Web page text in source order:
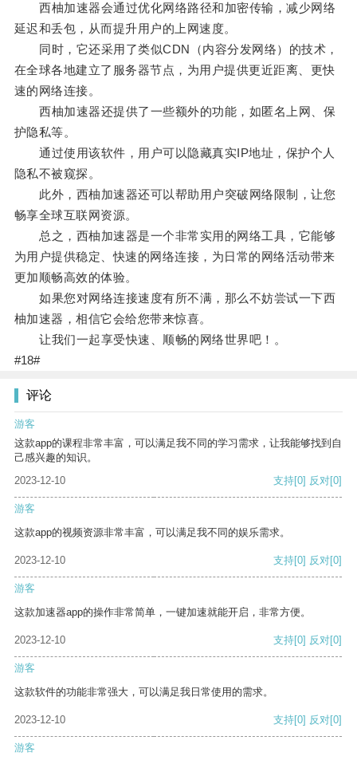
西柚加速器会通过优化网络路径和加密传输，减少网络
延迟和丢包，从而提升用户的上网速度。
同时，它还采用了类似CDN（内容分发网络）的技术，
在全球各地建立了服务器节点，为用户提供更近距离、更快
速的网络连接。
西柚加速器还提供了一些额外的功能，如匿名上网、保
护隐私等。
通过使用该软件，用户可以隐藏真实IP地址，保护个人
隐私不被窥探。
此外，西柚加速器还可以帮助用户突破网络限制，让您
畅享全球互联网资源。
总之，西柚加速器是一个非常实用的网络工具，它能够
为用户提供稳定、快速的网络连接，为日常的网络活动带来
更加顺畅高效的体验。
如果您对网络连接速度有所不满，那么不妨尝试一下西
柚加速器，相信它会给您带来惊喜。
让我们一起享受快速、顺畅的网络世界吧！。
#18#
评论
游客
这款app的课程非常丰富，可以满足我不同的学习需求，让我能够找到自
己感兴趣的知识。
2023-12-10
支持[0] 反对[0]
游客
这款app的视频资源非常丰富，可以满足我不同的娱乐需求。
2023-12-10 支持[0] 反对[0]
游客
这款加速器app的操作非常简单，一键加速就能开启，非常方便。
2023-12-10 支持[0] 反对[0]
游客
这款软件的功能非常强大，可以满足我日常使用的需求。
2023-12-10 支持[0] 反对[0]
游客